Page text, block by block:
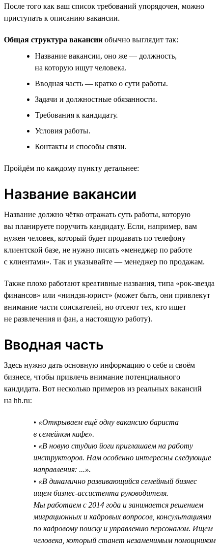
После того как ваш список требований упорядочен, можно
приступать к описанию вакансии.
Общая структура вакансии обычно выглядит так:
Название вакансии, оно же — должность,
на которую ищут человека.
Вводная часть — кратко о сути работы.
Задачи и должностные обязанности.
Требования к кандидату.
Условия работы.
Контакты и способы связи.
Пройдём по каждому пункту детальнее:
Название вакансии
Название должно чётко отражать суть работы, которую
вы планируете поручить кандидату. Если, например, вам
нужен человек, который будет продавать по телефону
клиентской базе, не нужно писать «менеджер по работе
с клиентами». Так и указывайте — менеджер по продажам.
Также плохо работают креативные названия, типа «рок-звезда
финансов» или «ниндзя-юрист» (может быть, они привлекут
внимание части соискателей, но отсеют тех, кто ищет
не развлечения и фан, а настоящую работу).
Вводная часть
Здесь нужно дать основную информацию о себе и своём
бизнесе, чтобы привлечь внимание потенциального
кандидата. Вот несколько примеров из реальных вакансий
на hh.ru:
• «Открываем ещё одну вакансию бариста
в семейном кафе».
• «В новую студию йоги приглашаем на работу
инструкторов. Нам особенно интересны следующие
направления: ...».
• «В динамично развивающийся семейный бизнес
ищем бизнес-ассистента руководителя.
Мы работаем с 2014 года и занимается решением
миграционных и кадровых вопросов, консультациями
по кадровому поиску и управлению персоналом. Ищем
человека, который станет незаменимым помощником